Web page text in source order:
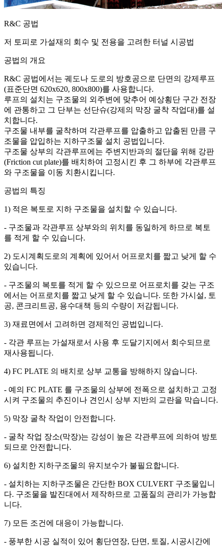
R&C 공법
저 토피로 가설재의 회수 및 전용을 고려한 터널 시공법
공법의 개요
R&C 공법에서는 궤도나 도로의 방호공으로 단면의 강제루프
(표준단면 620x620, 800x800)를 사용합니다.
루프의 설치는 구조물의 외주변에 맞추어 예상횡단 구간 전장
에 관통하고 그 단부는 선단슈(강제의 막장 굴착 작업대)를 설
치합니다.
구조물 내부를 굴착하며 각관루프를 압출하고 압출된 만큼 구
조물을 압입하는 지하구조물 설치 공법입니다.
구조물 상부의 각관루프에는 주변지반과의 절단을 위해 강판
(Friction cut plate)를 배치하여 고정시킨 후 그 하부에 각관루프
와 구조물을 이동 치환시킵니다.
공법의 특징
1) 적은 복토로 지하 구조물을 설치할 수 있습니다.
- 구조물과 각관루프 상부와의 위치를 동일하게 하므로 복토
를 적게 할 수 있습니다.
2) 도시계획도로의 계획에 있어서 어프로치를 짧고 낮게 할 수
있습니다.
- 구조물의 복토를 적게 할 수 있으므로 어프로치를 갖는 구조
에서는 어프로치를 짧고 낮게 할 수 있습니다. 또한 가시설, 토
공, 콘크리트공, 용수대책 등의 수량이 저감됩니다.
3) 재료면에서 고려하면 경제적인 공법입니다.
- 각관 루프는 가설재로서 사용 후 도달기지에서 회수되므로
재사용됩니다.
4) FC PLATE 의 배치로 상부 교통을 방해하지 않습니다.
- 예의 FC PLATE 를 구조물의 상부에 전폭으로 설치하고 고정
시켜 구조물의 추진이나 견인시 상부 지반의 교란을 막습니다.
5) 막장 굴착 작업이 안전합니다.
- 굴착 작업 장소(막장)는 강성이 높은 각관루프에 의하여 방토
되므로 안전합니다.
6) 설치한 지하구조물의 유지보수가 불필요합니다.
- 설치하는 지하구조물은 간단한 BOX CULVERT 구조물입니
다. 구조물을 발진대에서 제작하므로 고품질의 관리가 가능합
니다.
7) 모든 조건에 대응이 가능합니다.
- 풍부한 시공 실적이 있어 횡단연장, 단면, 토질, 시공시간에